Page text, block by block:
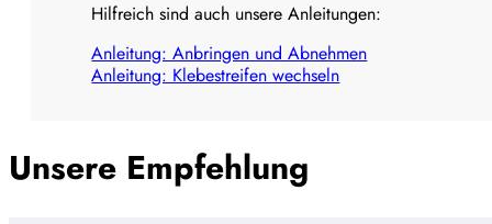
Hilfreich sind auch unsere Anleitungen:
Anleitung: Anbringen und Abnehmen
Anleitung: Klebestreifen wechseln
Unsere Empfehlung